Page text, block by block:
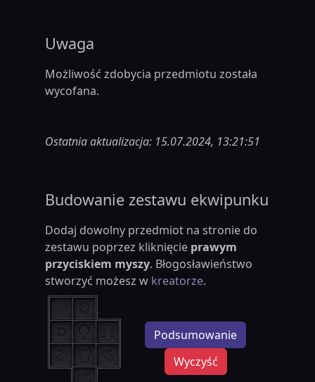
Uwaga
Możliwość zdobycia przedmiotu została
wycofana.
Ostatnia aktualizacja: 15.07.2024, 13:21:51
Budowanie zestawu ekwipunku
Dodaj dowolny przedmiot na stronie do
zestawu poprzez kliknięcie prawym
przyciskiem myszy. Błogosławieństwo
stworzyć możesz w kreatorze.
Podsumowanie
Wyczyść